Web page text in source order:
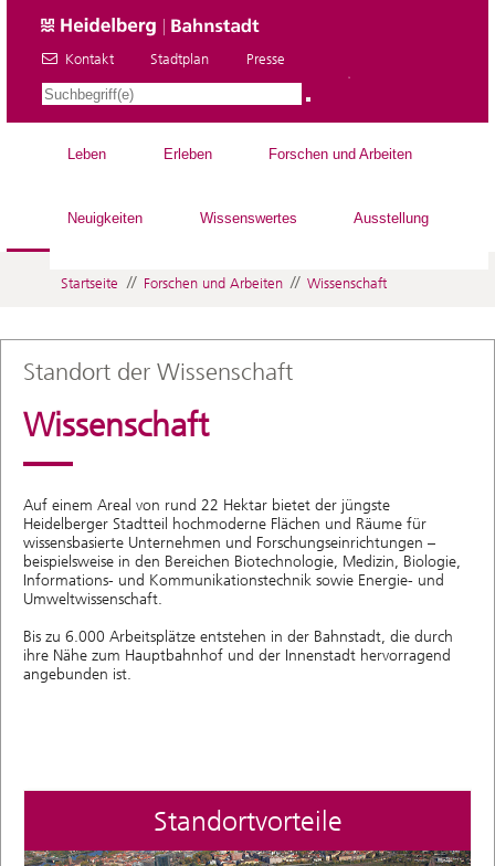
Kontakt Stadtplan Presse
Leben Erleben Forschen und Arbeiten
Neuigkeiten Wissenswertes Ausstellung
Startseite // Forschen und Arbeiten // Wissenschaft
Standort der Wissenschaft
Wissenschaft
Auf einem Areal von rund 22 Hektar bietet der jüngste
Heidelberger Stadtteil hochmoderne Flächen und Räume für
wissensbasierte Unternehmen und Forschungseinrichtungen –
beispielsweise in den Bereichen Biotechnologie, Medizin, Biologie,
Informations- und Kommunikationstechnik sowie Energie- und
Umweltwissenschaft.
Bis zu 6.000 Arbeitsplätze entstehen in der Bahnstadt, die durch
ihre Nähe zum Hauptbahnhof und der Innenstadt hervorragend
angebunden ist.
Standortvorteile